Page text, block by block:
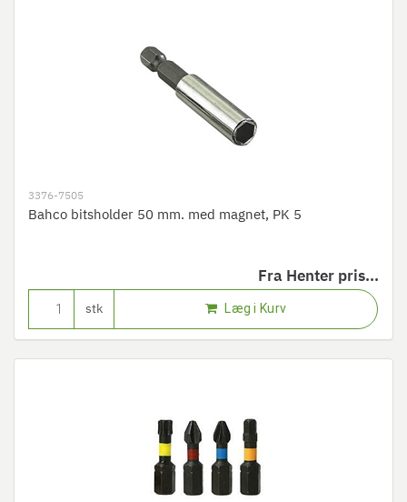
3376-7505
Bahco bitsholder 50 mm. med magnet, PK 5
Fra Henter pris...
stk Læg i Kurv